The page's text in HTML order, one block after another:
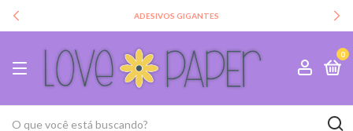
ADESIVOS GIGANTES
0